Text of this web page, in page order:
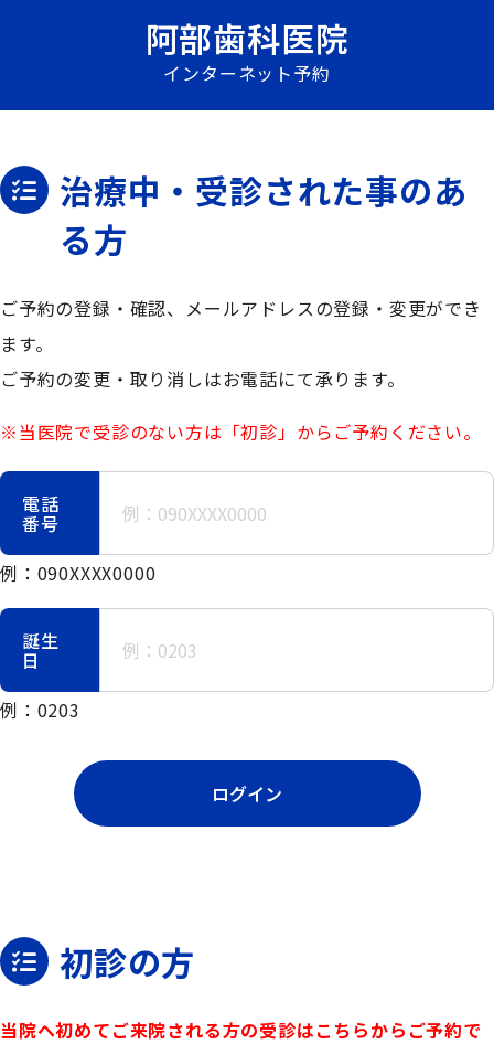
阿部歯科医院
インターネット予約
治療中・受診された事のあ
る方
ご予約の登録・確認、メールアドレスの登録・変更ができ
ます。
ご予約の変更・取り消しはお電話にて承ります。
※当医院で受診のない方は「初診」からご予約ください。
電話
番号
例：090XXXX0000
誕生
日
例：0203
ログイン
初診の方
当院へ初めてご来院される方の受診はこちらからご予約で